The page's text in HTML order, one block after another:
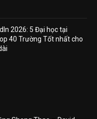
2026: 5 Đại học tại
40 Trường Tốt nhất cho